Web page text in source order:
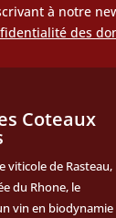
à notre
des
Coteaux
viticole de Rasteau,
du Rhone, le
vin en biodynamie